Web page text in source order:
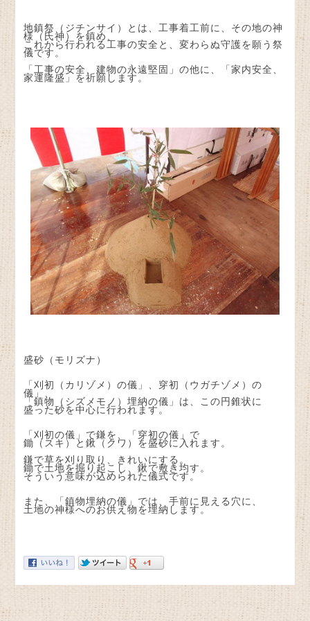
地鎮祭（ジチンサイ）とは、工事着工前に、その地の神
様（氏神）を鎮め、
これから行われる工事の安全と、変わらぬ守護を願う祭
儀です。
「工事の安全、建物の永遠堅固」の他に、「家内安全、
家運隆盛」を祈願します。
盛砂（モリズナ）
「刈初（カリゾメ）の儀」、穿初（ウガチゾメ）の
儀」、
「鎮物（シズメモノ）埋納の儀」は、この円錐状に
盛った砂を中心に行われます。
「刈初の儀」で鎌を、「穿初の儀」で
鋤（スキ）と鍬（クワ）を盛砂に入れます。
鎌で草を刈り取り、きれいにする。
鋤で土地を掘り起こし、鍬で敷き均す。
そういう意味が込められた儀式です。
また、「鎮物埋納の儀」では、手前に見える穴に、
土地の神様へのお供え物を埋納します。